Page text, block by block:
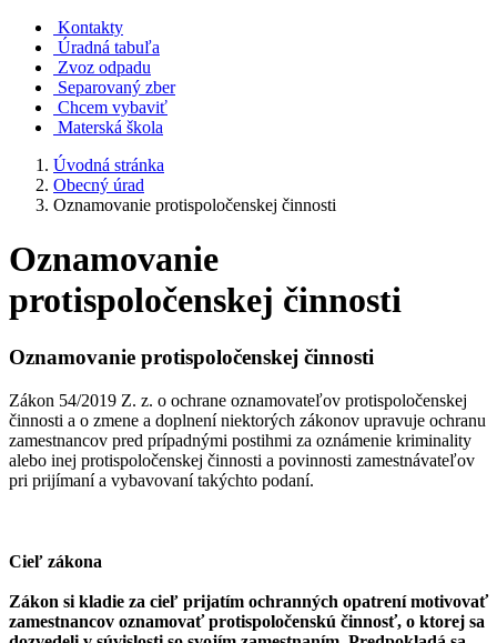
Kontakty
Úradná tabuľa
Zvoz odpadu
Separovaný zber
Chcem vybaviť
Materská škola
Úvodná stránka
Obecný úrad
Oznamovanie protispoločenskej činnosti
Oznamovanie
protispoločenskej činnosti
Oznamovanie protispoločenskej činnosti
Zákon 54/2019 Z. z. o ochrane oznamovateľov protispoločenskej
činnosti a o zmene a doplnení niektorých zákonov upravuje ochranu
zamestnancov pred prípadnými postihmi za oznámenie kriminality
alebo inej protispoločenskej činnosti a povinnosti zamestnávateľov
pri prijímaní a vybavovaní takýchto podaní.
Cieľ zákona
Zákon si kladie za cieľ prijatím ochranných opatrení motivovať
zamestnancov oznamovať protispoločenskú činnosť, o ktorej sa